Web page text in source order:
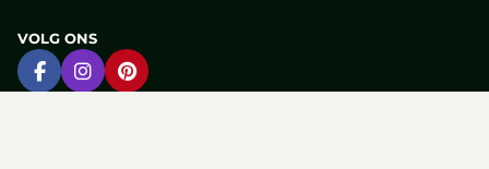
VOLG ONS
Ga naar Facebook
Ga naar Instagram
Ga naar Pinterest